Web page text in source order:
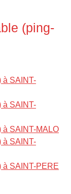
(ping-
à SAINT-
à SAINT-
à SAINT-MALO
à SAINT-
à SAINT-PERE